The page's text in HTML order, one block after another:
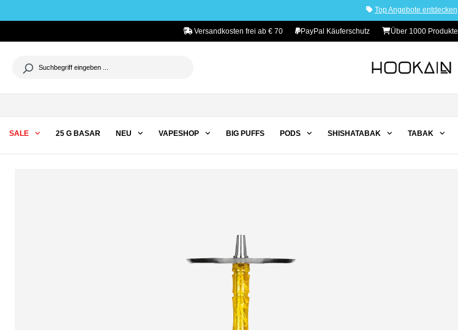
Top Angebote entdecken
Versandkosten frei ab € 70 PayPal Käuferschutz Über 1000 Produkte
SALE 25 G BASAR NEU VAPESHOP BIG PUFFS PODS SHISHATABAK TABAK